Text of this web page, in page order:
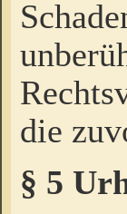
die
§ 5